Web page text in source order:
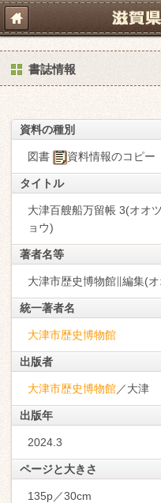
書誌情報
資料の種別
図書 資料情報のコピー
タイトル
大津百艘船万留帳 3(オオ
ョウ)
著者名等
大津市歴史博物館∥編集(
統一著者名
大津市歴史博物館
出版者
大津市歴史博物館／大津
出版年
2024.3
ページと大きさ
135p／30cm